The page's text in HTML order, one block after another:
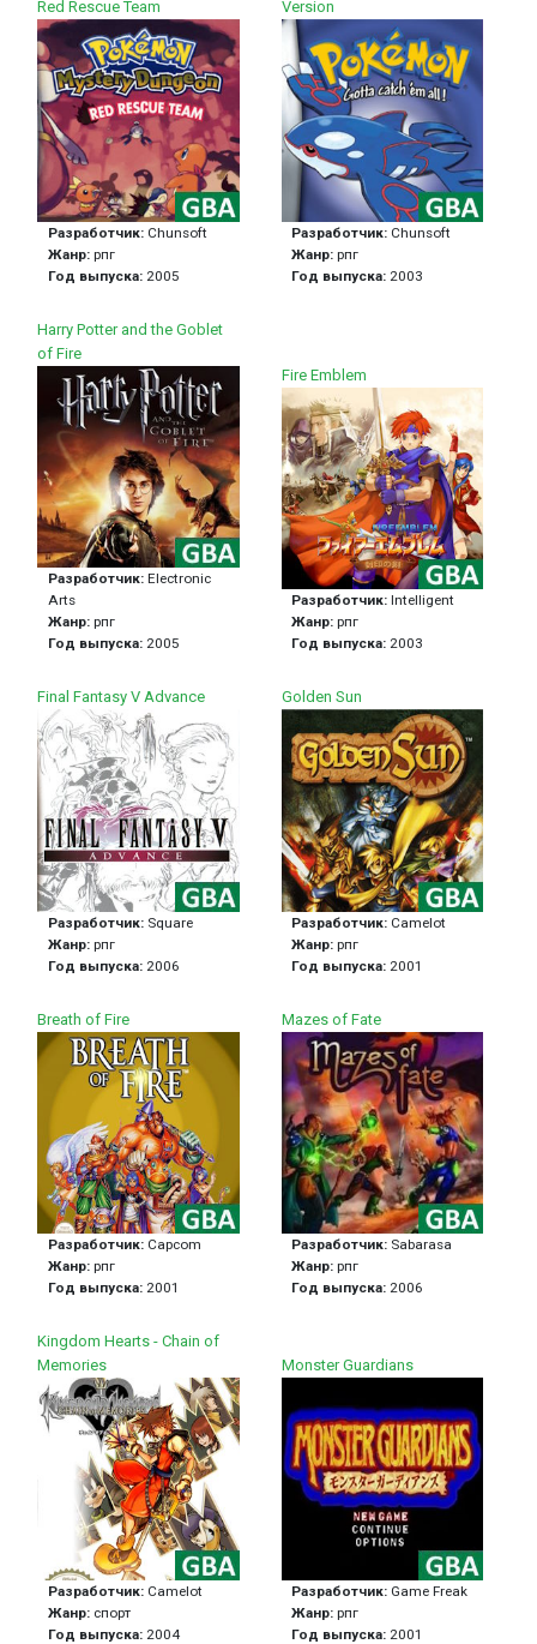
Red Rescue Team
Разработчик: Chunsoft
Жанр: рпг
Год выпуска: 2005
Version
Разработчик: Chunsoft
Жанр:рпг
Год выпуска: 2003
Harry Potter and the Goblet
of Fire
Разработчик: Electronic
Arts
Жанр: рпг
Год выпуска: 2005
Fire Emblem
Разработчик:Intelligent
Жанр:рпг
Год выпуска: 2003
Final Fantasy V Advance
Разработчик: Square
Жанр: рпг
Год выпуска: 2006
Golden Sun
Разработчик: Camelot
Жанр:рпг
Год выпуска: 2001
Breath of Fire
Разработчик: Capcom
Жанр: рпг
Год выпуска: 2001
Mazes of Fate
Разработчик: Sabarasa
Жанр:рпг
Год выпуска: 2006
Kingdom Hearts - Chain of
Memories
Разработчик: Camelot
Жанр: спорт
Год выпуска: 2004
Monster Guardians
Разработчик: Game Freak
Жанр:рпг
Год выпуска: 2001